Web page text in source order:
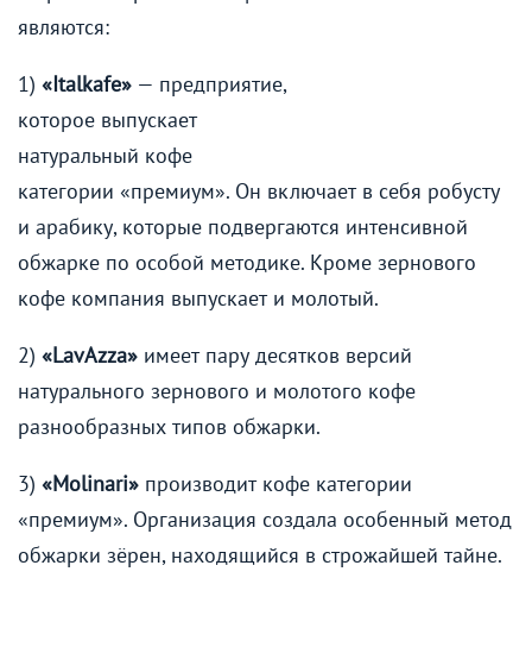
являются:
1) «Italkafe» — предприятие,
которое выпускает
натуральный кофе
категории «премиум». Он включает в себя робусту
и арабику, которые подвергаются интенсивной
обжарке по особой методике. Кроме зернового
кофе компания выпускает и молотый.
2) «LavAzza» имеет пару десятков версий
натурального зернового и молотого кофе
разнообразных типов обжарки.
3) «Molinari» производит кофе категории
«премиум». Организация создала особенный метод
обжарки зёрен, находящийся в строжайшей тайне.